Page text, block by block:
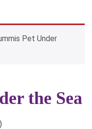
Pet Under
the Sea